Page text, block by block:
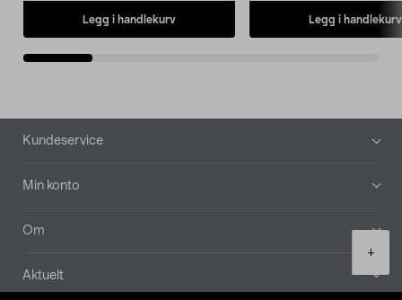
+
Legg i handlekurv Legg i handlekurv
Bunntekst
Kundeservice
Min konto
Om
Aktuelt